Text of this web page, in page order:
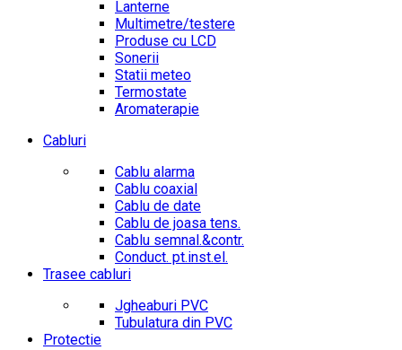
Lanterne
Multimetre/testere
Produse cu LCD
Sonerii
Statii meteo
Termostate
Aromaterapie
Cabluri
Cablu alarma
Cablu coaxial
Cablu de date
Cablu de joasa tens.
Cablu semnal.&contr.
Conduct. pt.inst.el.
Trasee cabluri
Jgheaburi PVC
Tubulatura din PVC
Protectie